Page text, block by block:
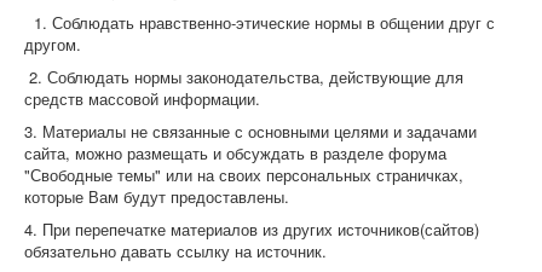
1. Соблюдать нравственно-этические нормы в общении друг с
другом.
2. Соблюдать нормы законодательства, действующие для
средств массовой информации.
3. Материалы не связанные с основными целями и задачами
сайта, можно размещать и обсуждать в разделе форума
"Свободные темы" или на своих персональных страничках,
которые Вам будут предоставлены.
4. При перепечатке материалов из других источников(сайтов)
обязательно давать ссылку на источник.